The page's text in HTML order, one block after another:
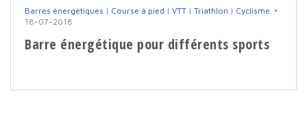
Barres énergétiques | Course à pied | VTT | Triathlon | Cyclisme
18-07-2018
Barre énergétique pour différents sports